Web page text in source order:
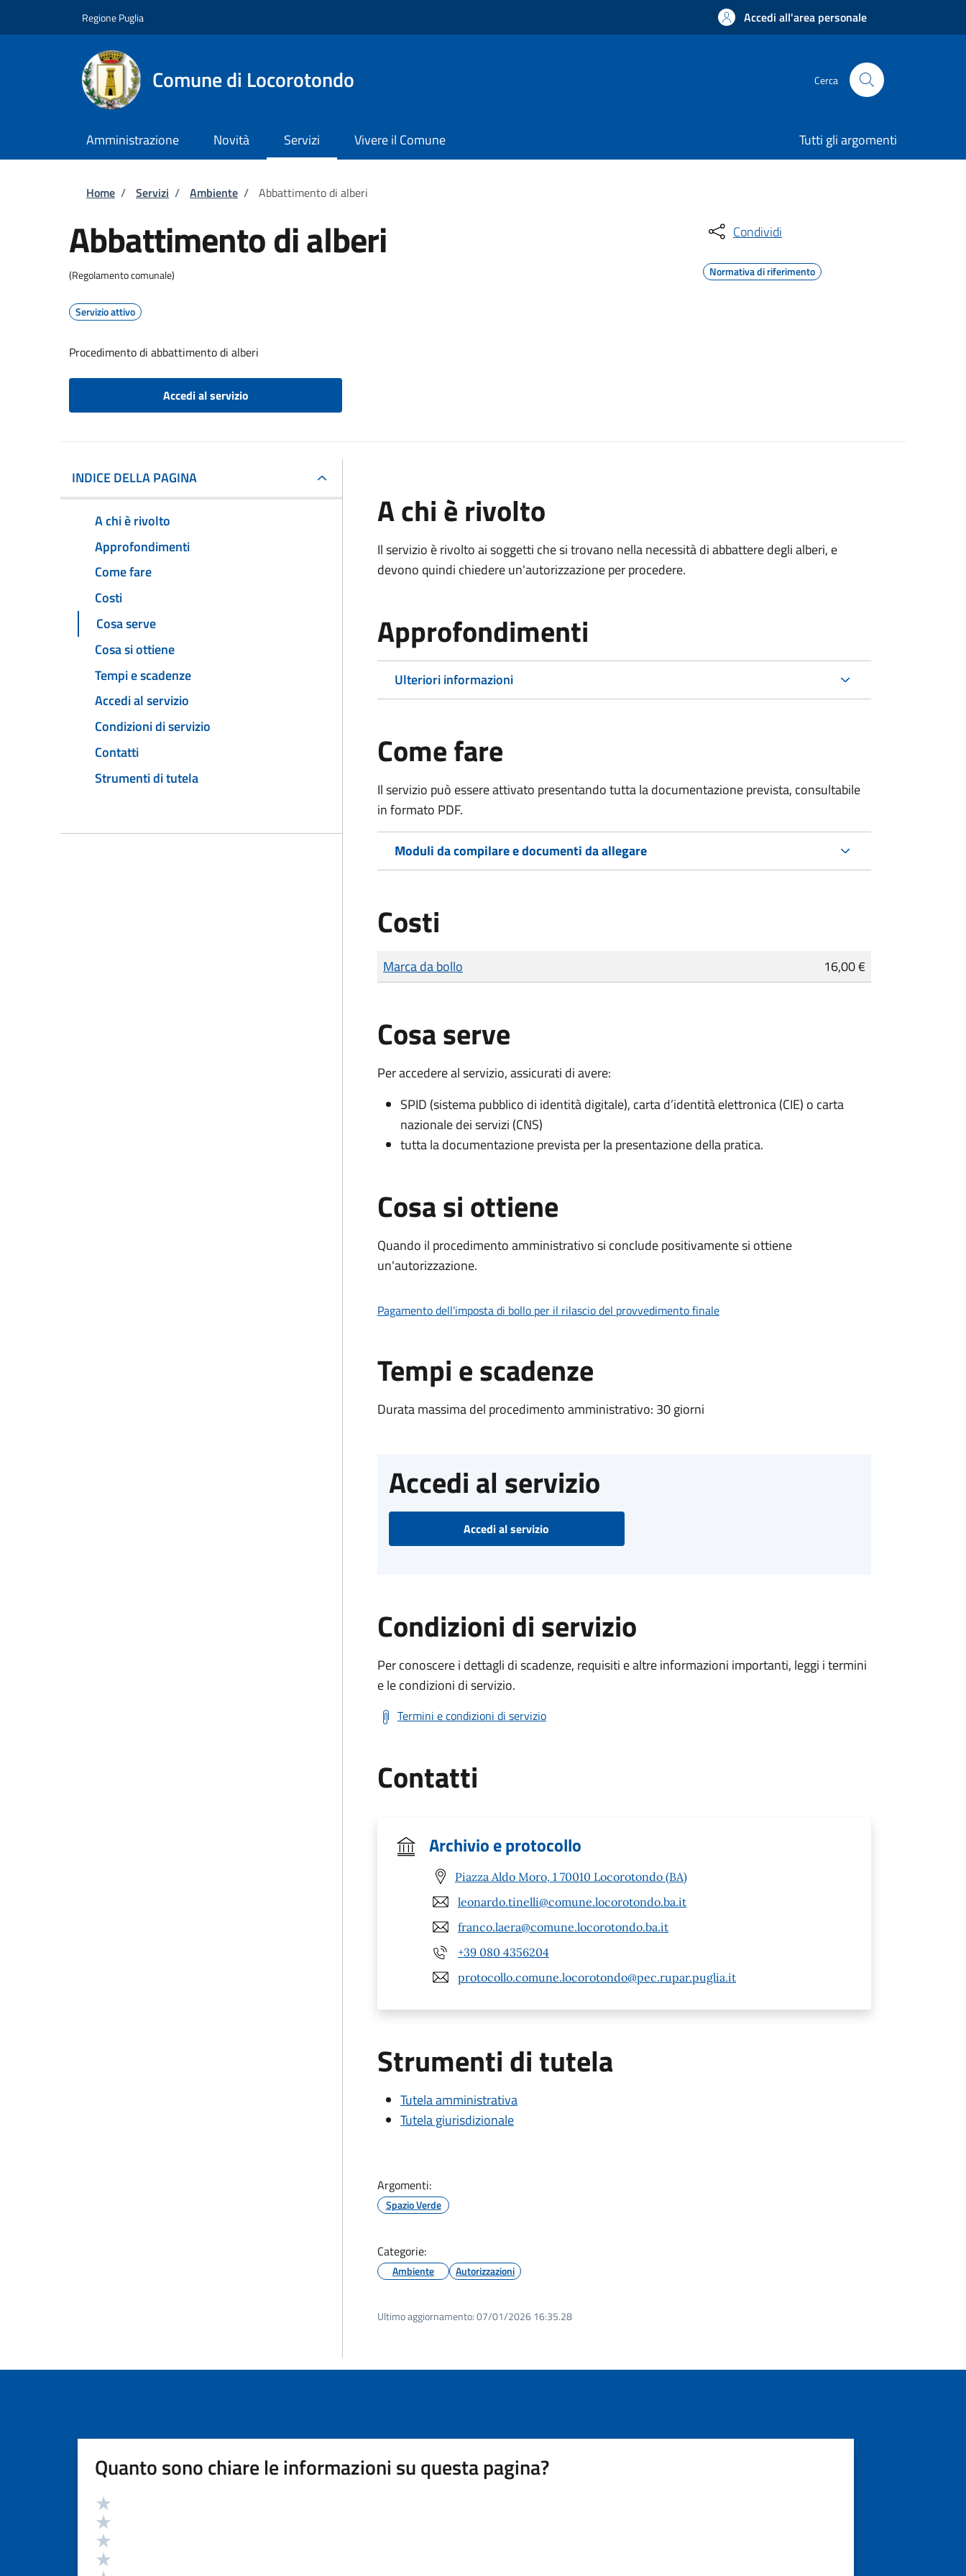
Regione Puglia Accedi all'area personale
Comune di Locorotondo Cerca
Amministrazione Novità Servizi Vivere il Comune Tutti gli argomenti
Briciole di pane
Home / Servizi / Ambiente / Abbattimento di alberi
Abbattimento di alberi
(Regolamento comunale)
Servizio attivo
Procedimento di abbattimento di alberi
Accedi al servizio
Condividi
Normativa di riferimento
INDICE DELLA PAGINA
A chi è rivolto
Approfondimenti
Come fare
Costi
Cosa serve
Cosa si ottiene
Tempi e scadenze
Accedi al servizio
Condizioni di servizio
Contatti
Strumenti di tutela
A chi è rivolto
Il servizio è rivolto ai soggetti che si trovano nella necessità di abbattere degli alberi, e
devono quindi chiedere un'autorizzazione per procedere.
Approfondimenti
Ulteriori informazioni
Come fare
Il servizio può essere attivato presentando tutta la documentazione prevista, consultabile
in formato PDF.
Moduli da compilare e documenti da allegare
Costi
Tipo di pagamento
Importo
Marca da bollo 16,00 €
Cosa serve
Per accedere al servizio, assicurati di avere:
SPID (sistema pubblico di identità digitale), carta d’identità elettronica (CIE) o carta
nazionale dei servizi (CNS)
tutta la documentazione prevista per la presentazione della pratica.
Cosa si ottiene
Quando il procedimento amministrativo si conclude positivamente si ottiene
un'autorizzazione.
Pagamento dell'imposta di bollo per il rilascio del provvedimento finale
Tempi e scadenze
Durata massima del procedimento amministrativo: 30 giorni
Accedi al servizio
Accedi al servizio
Condizioni di servizio
Per conoscere i dettagli di scadenze, requisiti e altre informazioni importanti, leggi i termini
e le condizioni di servizio.
Termini e condizioni di servizio
Contatti
Archivio e protocollo
Piazza Aldo Moro, 1 70010 Locorotondo (BA)
leonardo.tinelli@comune.locorotondo.ba.it
franco.laera@comune.locorotondo.ba.it
+39 080 4356204
protocollo.comune.locorotondo@pec.rupar.puglia.it
Strumenti di tutela
Tutela amministrativa
Tutela giurisdizionale
Argomenti:
Spazio Verde
Categorie:
Ambiente Autorizzazioni
Ultimo aggiornamento:07/01/2026 16:35.28
Quanto sono chiare le informazioni su questa pagina?
Valutazione